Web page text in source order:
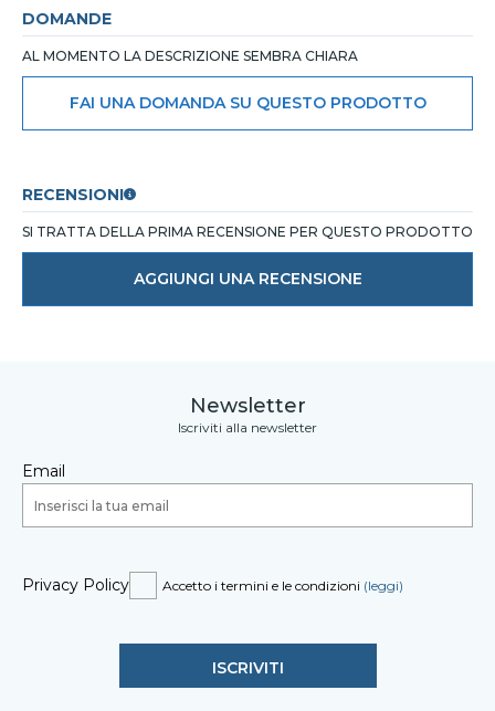
DOMANDE
AL MOMENTO LA DESCRIZIONE SEMBRA CHIARA
FAI UNA DOMANDA SU QUESTO PRODOTTO
RECENSIONI
SI TRATTA DELLA PRIMA RECENSIONE PER QUESTO PRODOTTO
AGGIUNGI UNA RECENSIONE
Newsletter
Iscriviti alla newsletter
Email
Privacy Policy Accetto i termini e le condizioni (leggi)